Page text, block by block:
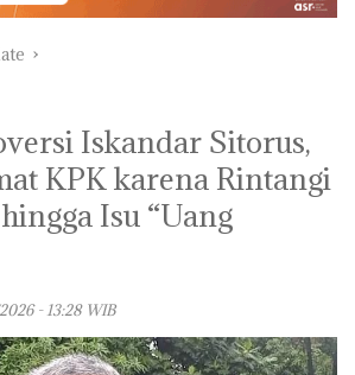
Iskandar Sitorus,
KPK karena Rintangi
Isu “Uang
- 13:28 WIB